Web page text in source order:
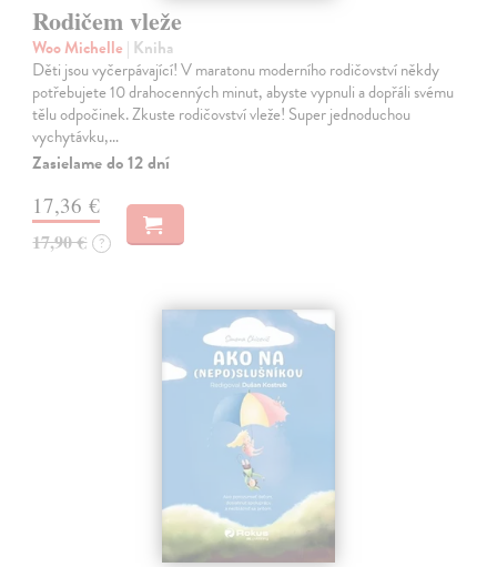
Rodičem vleže
Woo Michelle | Kniha
Děti jsou vyčerpávající! V maratonu moderního rodičovství někdy
potřebujete 10 drahocenných minut, abyste vypnuli a dopřáli svému
tělu odpočinek. Zkuste rodičovství vleže! Super jednoduchou
vychytávku,…
Zasielame do 12 dní
17,36 €
17,90 € ?